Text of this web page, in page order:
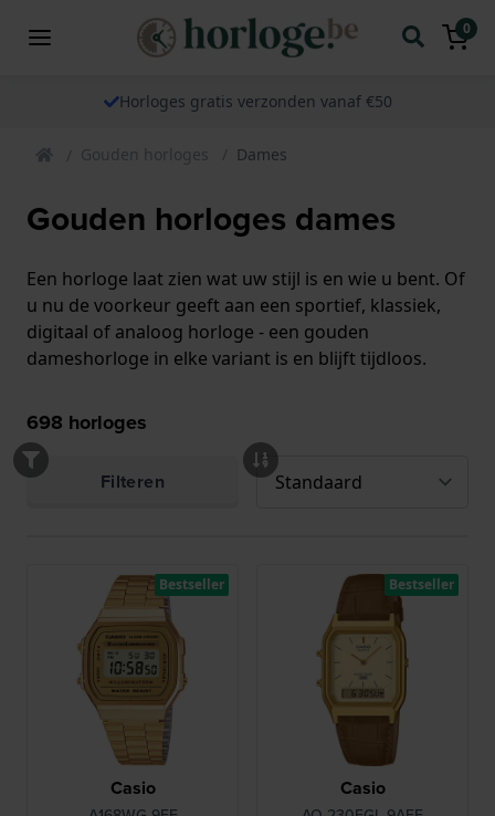
0
Horloges gratis verzonden vanaf €50
Gouden horloges Dames
Gouden horloges dames
Een horloge laat zien wat uw stijl is en wie u bent. Of
u nu de voorkeur geeft aan een sportief, klassiek,
digitaal of analoog horloge - een gouden
dameshorloge in elke variant is en blijft tijdloos.
698 horloges
Filteren
Casio
Bestseller
Casio
Bestseller